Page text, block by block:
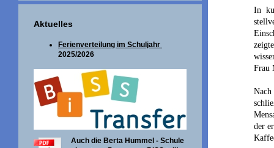
Aktuelles
Ferienverteilung im Schuljahr
2025/2026
Auch die Berta Hummel - Schule
In
Frau
der